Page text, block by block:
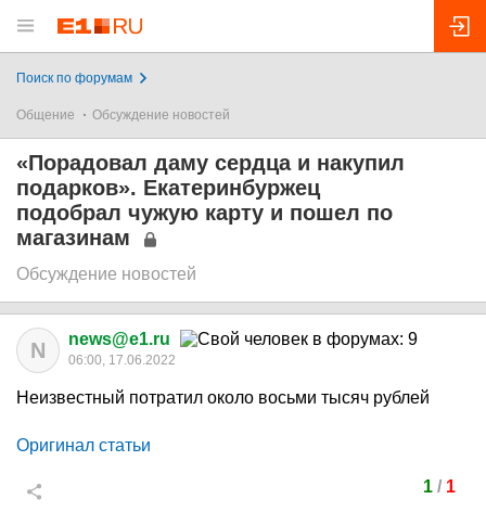
Поиск по форумам
Общение Обсуждение новостей
«Порадовал даму сердца и накупил
подарков». Екатеринбуржец
подобрал чужую карту и пошел по
магазинам
Обсуждение новостей
N news@e1.ru
06:00, 17.06.2022
Неизвестный потратил около восьми тысяч рублей
Оригинал статьи
1/ 1